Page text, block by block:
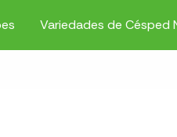
Variedades de Césped